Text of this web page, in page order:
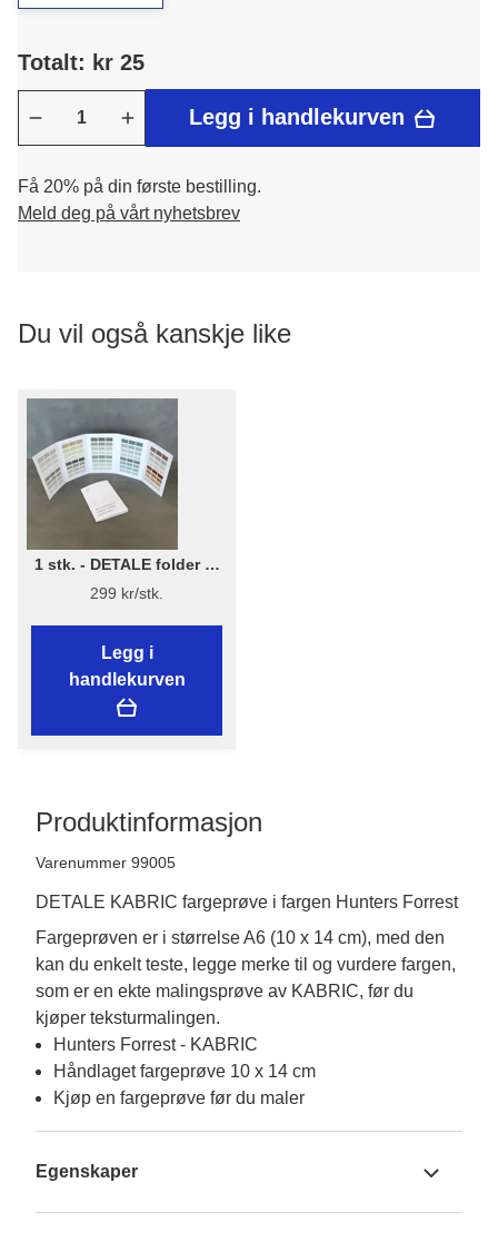
Totalt: kr 25
Legg i handlekurven
Få 20% på din første bestilling.
Meld deg på vårt nyhetsbrev
Du vil også kanskje like
1 stk. - DETALE folder 3-
in-1 - KABRIC, KC14, Matt
Paint
299 kr/stk.
Legg i
handlekurven
Produktinformasjon
Varenummer 99005
DETALE KABRIC fargeprøve i fargen Hunters Forrest
Fargeprøven er i størrelse A6 (10 x 14 cm), med den
kan du enkelt teste, legge merke til og vurdere fargen,
som er en ekte malingsprøve av KABRIC, før du
kjøper teksturmalingen.
Hunters Forrest - KABRIC
Håndlaget fargeprøve 10 x 14 cm
Kjøp en fargeprøve før du maler
Egenskaper